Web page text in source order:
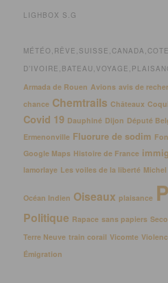
LIGHBOX S.G
MÉTÉO,RÊVE,SUISSE,CANADA,COTE
Armada de Rouen Avions avis de
chance Chemtrails Châteaux
Covid 19 Dauphiné Dijon Député
Ermenonville Fluorure de sodim
Google Maps Histoire de France
lamorlaye Les voiles de la liberté
Océan Indien Oiseaux plaisance
Politique Rapace sans papiers
Terre Neuve train corail Vicomte
Émigration